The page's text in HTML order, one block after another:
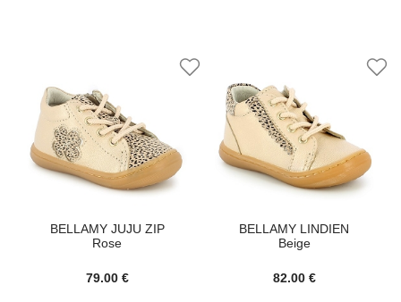
BELLAMY JUJU ZIP
Rose
79.00 €
BELLAMY LINDIEN
Beige
82.00 €